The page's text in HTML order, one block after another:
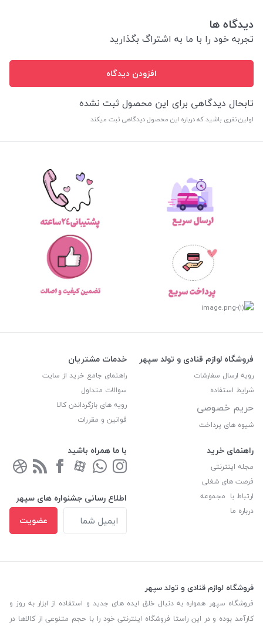
دیدگاه ها
تجربه خود را با ما به اشتراگ بگذارید
افزودن دیدگاه
تابحال دیدگاهی برای این محصول ثبت نشده
اولین نفری باشید که درباره این محصول دیدگاهی ثبت میکند
فروشگاه لوازم قنادی و تولد سپهر
رویه ارسال سفارشات
شرایط استفاده
حریم خصوصی
شیوه های پرداخت
خدمات مشتریان
راهنمای جامع خرید از سایت
سوالات متداول
رویه های بازگرداندن کالا
قوانین و مقررات
راهنمای خرید
مجله اینترنتی
فرصت های شغلی
ارتباط با مجموعه
درباره ما
با ما همراه باشید
اطلاع رسانی جشنواره های سپهر
عضویت
فروشگاه لوازم قنادی و تولد سپهر
فروشگاه سپهر همواره به دنبال خلق ایده های جدید و استفاده از ابزار به روز و
کارآمد بوده و در این راستا فروشگاه اینترنتی خود را با حجم متنوعی از کالاها در